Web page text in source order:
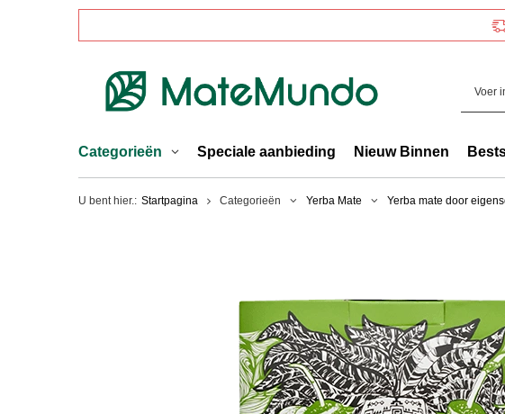
Categorieën Speciale aanbieding Nieuw Binnen
U bent hier.: Startpagina Categorieën Yerba Mate Yerba mate door